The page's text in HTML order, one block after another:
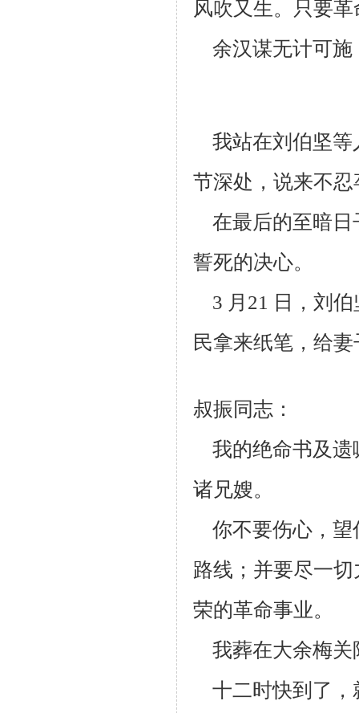
风吹又生。
只要
余汉谋无计可施
我站在刘伯坚等
节深处，说来不
在最后的至暗日
誓死的决心。
3 月21 日，刘伯
民拿来纸笔，给
叔振同志：
我的绝命书及遗
诸兄嫂。
你不要伤心，望
路线；并要尽一
荣的革命事业。
我葬在大余梅关
十二时快到了，